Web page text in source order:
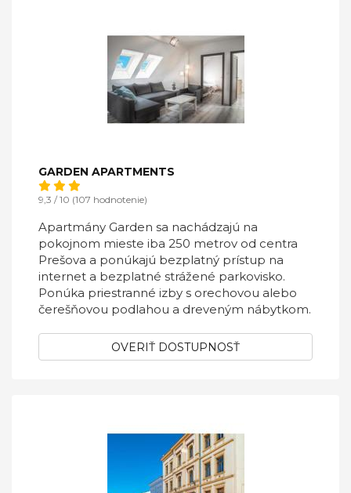
GARDEN APARTMENTS
9,3 / 10 (107 hodnotenie)
Apartmány Garden sa nachádzajú na
pokojnom mieste iba 250 metrov od centra
Prešova a ponúkajú bezplatný prístup na
internet a bezplatné strážené parkovisko.
Ponúka priestranné izby s orechovou alebo
čerešňovou podlahou a dreveným nábytkom.
OVERIŤ DOSTUPNOSŤ